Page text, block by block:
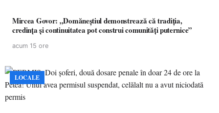
Mircea Govor: „Domăneștiul demonstrează că tradiția,
credința și continuitatea pot construi comunități puternice”
acum 15 ore
LOCALE